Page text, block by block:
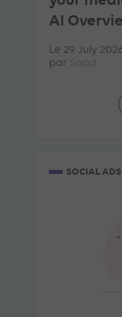
AI
Le 29 July
par Saad
SOCIAL ADS